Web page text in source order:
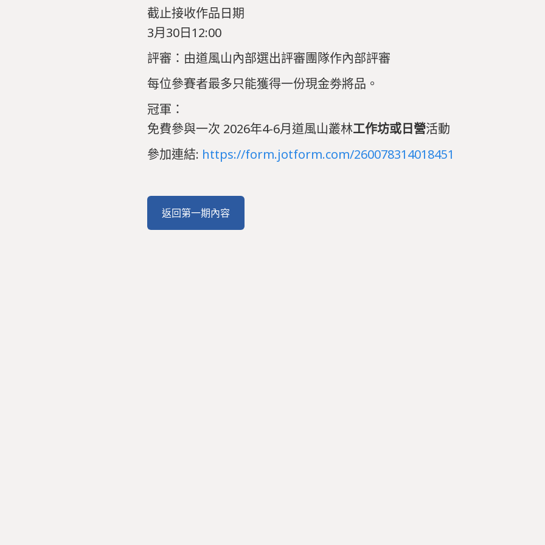
截止接收作品日期
3月30日12:00
評審：由道風山內部選出評審團隊作內部評審
每位參賽者最多只能獲得一份現金劵將品。
冠軍：
免費參與一次 2026年4-6月道風山叢林工作坊或日營活動
參加連結: https://form.jotform.com/260078314018451
返回第一期內容